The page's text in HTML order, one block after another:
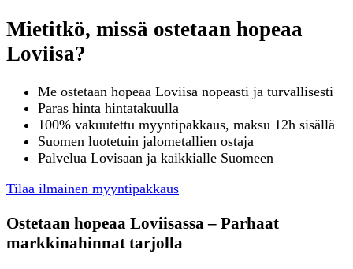
Mietitkö, missä ostetaan hopeaa
Loviisa?
Me ostetaan hopeaa Loviisa nopeasti ja turvallisesti
Paras hinta hintatakuulla
100% vakuutettu myyntipakkaus, maksu 12h sisällä
Suomen luotetuin jalometallien ostaja
Palvelua Lovisaan ja kaikkialle Suomeen
Tilaa ilmainen myyntipakkaus
Ostetaan hopeaa Loviisassa – Parhaat
markkinahinnat tarjolla